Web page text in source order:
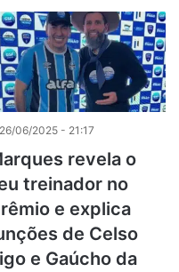
26/06/2025 - 21:17
revela o
treinador no
e explica
de Celso
e Gaúcho da